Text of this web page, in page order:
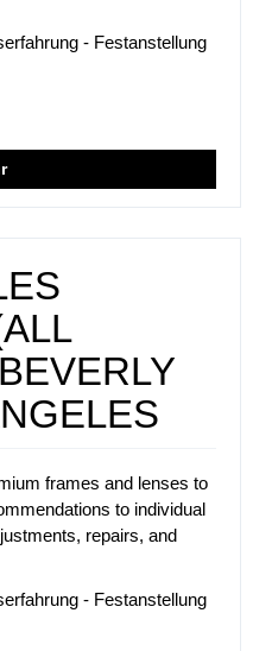
- Festanstellung
frames and lenses to
to individual
repairs, and
- Festanstellung